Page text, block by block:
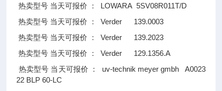
热卖型号 当天可报价 ： LOWARA 5SV08R011T/D
热卖型号 当天可报价 ： Verder 139.0003
热卖型号 当天可报价 ： Verder 139.2023
热卖型号 当天可报价 ： Verder 129.1356.A
热卖型号 当天可报价 ：
uv-technik meyer gmbh A0023
22 BLP 60-LC